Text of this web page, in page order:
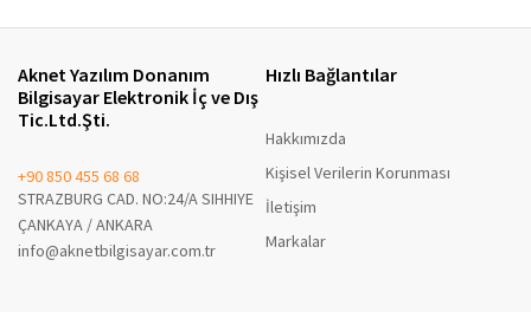
Aknet Yazılım Donanım
Bilgisayar Elektronik İç ve Dış
Tic.Ltd.Şti.
+90 850 455 68 68
STRAZBURG CAD. NO:24/A SIHHIYE
ÇANKAYA / ANKARA
info@aknetbilgisayar.com.tr
Hızlı Bağlantılar
Hakkımızda
Kişisel Verilerin Korunması
İletişim
Markalar